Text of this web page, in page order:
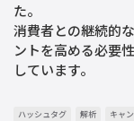
た。
消費者との継続的
ントを高める必要
しています。
ハッシュタグ 解析 キャ